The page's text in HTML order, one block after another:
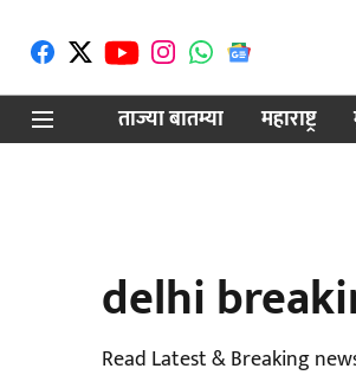
ताज्या बातम्या
महाराष्ट्र
delhi
Read Latest & Breaking